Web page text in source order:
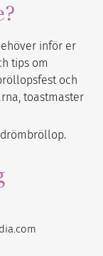
inför er
tips om
och
toastmaster